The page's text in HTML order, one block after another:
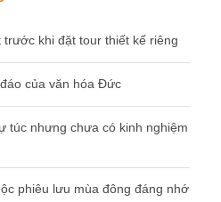
khi đặt tour thiết kế riêng
của văn hóa Đức
túc nhưng chưa có kinh nghiệm
phiêu lưu mùa đông đáng nhớ